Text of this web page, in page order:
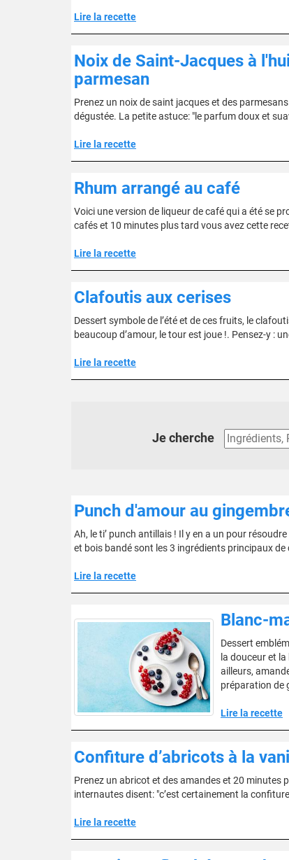
Lire la recette
Noix de Saint-Jacques à
parmesan
Prenez un noix de saint jacques et des
dégustée. La petite astuce: "le parfum doux et
Lire la recette
Rhum arrangé au café
Voici une version de liqueur de café qui a été se
cafés et 10 minutes plus tard vous avez cette
Lire la recette
Clafoutis aux cerises
Dessert symbole de l’été et de ces fruits, le
beaucoup d’amour, le tour est joue !. Pensez-y :
Lire la recette
Je cherche
Punch d'amour au
Ah, le ti’ punch antillais ! Il y en a un pour
et bois bandé sont les 3 ingrédients principaux
Lire la recette
Blanc-
Dessert
la douceur et
ailleurs,
préparation de
Lire la recette
Confiture d’abricots à la
Prenez un abricot et des amandes et 20 minutes
internautes disent: "c’est certainement la
Lire la recette